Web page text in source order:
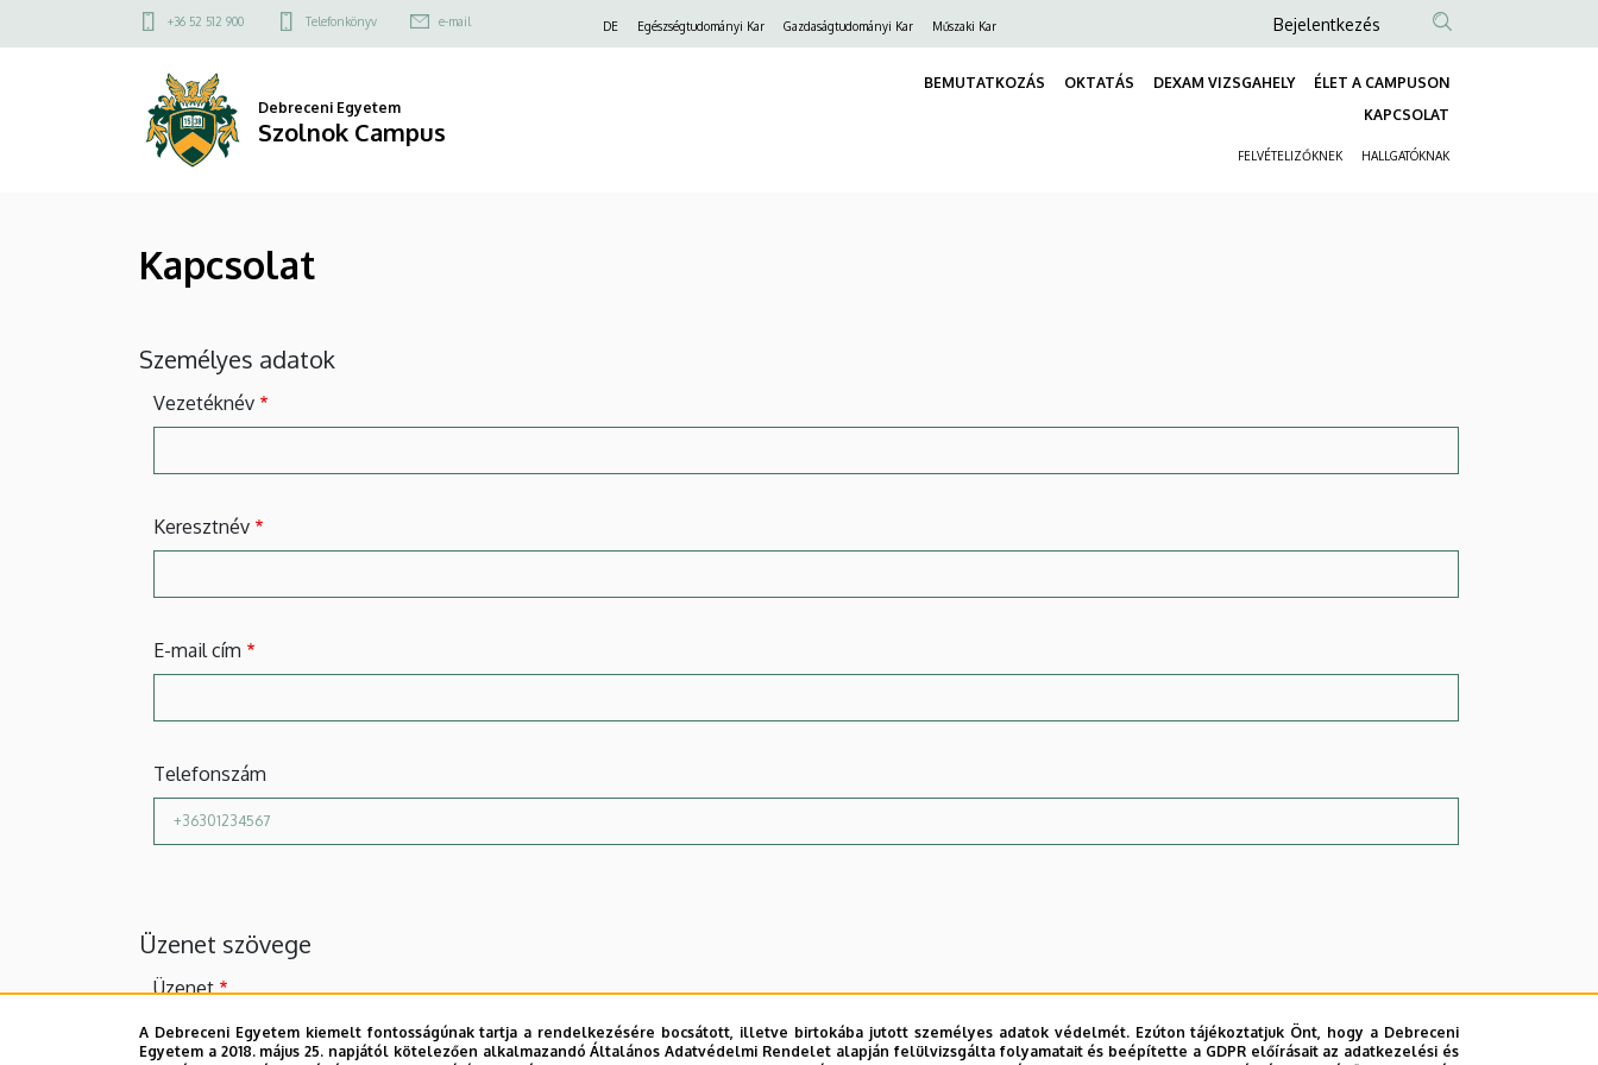
Kapcsolat
a
Felső
menü
+36 52 512 900 Telefonkönyv e-mail
Felső
DE Egészségtudományi Kar Gazdaságtudományi Kar Műszaki Kar
Anonim
fiók
Bejelentkezés
Debreceni Egyetem
Szolnok Campus
BEMUTATKOZÁS OKTATÁS DEXAM VIZSGAHELY
ÉLET A CAMPUSON
KAPCSOLAT
FELVÉTELIZŐKNEK HALLGATÓKNAK
Kapcsolat
Személyes adatok
Vezetéknév
Keresztnév
E-mail cím
Telefonszám
Üzenet szövege
Üzenet
A Debreceni Egyetem kiemelt fontosságúnak tartja a rendelkezésére bocsátott, illetve birtokába jutott személyes adatok védelmét. Ezúton tájékoztatjuk Önt, hogy a Debreceni
Egyetem a 2018. május 25. napjától kötelezően alkalmazandó Általános Adatvédelmi Rendelet alapján felülvizsgálta folyamatait és beépítette a GDPR előírásait az adatkezelési és